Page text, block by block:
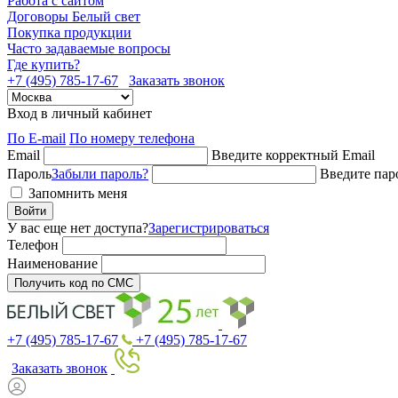
Договоры Белый свет
Покупка продукции
Часто задаваемые вопросы
Где купить?
+7 (495) 785-17-67
Заказать звонок
Вход в личный кабинет
По E-mail По номеру телефона
Email
Введите корректный Email
ПарольЗабыли пароль?
Введите
Запомнить меня
Войти
У вас еще нет доступа?Зарегистрироваться
Телефон
Наименование
Получить код по СМС
+7 (495) 785-17-67
+7 (495) 785-17-67
Заказать звонок